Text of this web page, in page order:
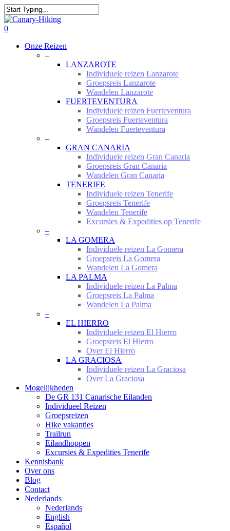
Skip
to
main
Close
Search
0
Onze Reizen
–
LANZAROTE
Individuele reizen Lanzarote
Groepsreis Lanzarote
Wandelen Lanzarote
FUERTEVENTURA
Individuele reizen Fuerteventura
Groepsreis Fuerteventura
Wandelen Fuerteventura
–
GRAN CANARIA
Individuele reizen Gran Canaria
Groepsreis Gran Canaria
Wandelen Gran Canaria
TENERIFE
Individuele reizen Tenerife
Groepsreis Tenerife
Wandelen Tenerife
Excursies & Expedities op Tenerife
–
LA GOMERA
Individuele reizen La Gomera
Groepsreis La Gomera
Wandelen La Gomera
LA PALMA
Individuele reizen La Palma
Groepsreis La Palma
Wandelen La Palma
–
EL HIERRO
Individuele reizen El Hierro
Groepsreis El Hierro
Over El Hierro
LA GRACIOSA
Individuele reizen La Graciosa
Over La Graciosa
Mogelijkheden
De GR 131 Canarische Eilanden
Individueel Reizen
Groepsreizen
Hike vakanties
Trailrun
Eilandhoppen
Excursies & Expedities Tenerife
Kennisbank
Over ons
Blog
Contact
Nederlands
Nederlands
English
Español